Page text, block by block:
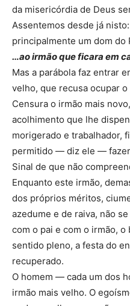
da misericórdia de Deus
Assentemos desde já
principalmente um dom do
…ao irmão que ficara em
Mas a parábola faz entrar
velho, que recusa ocupar
Censura o irmão mais
acolhimento que lhe
morigerado e trabalhador,
permitido — diz ele — fazer
Sinal de que não
Enquanto este irmão,
dos próprios méritos,
azedume e de raiva, não
com o pai e com o irmão,
sentido pleno, a festa do
recuperado.
O homem — cada um dos
irmão mais velho. O